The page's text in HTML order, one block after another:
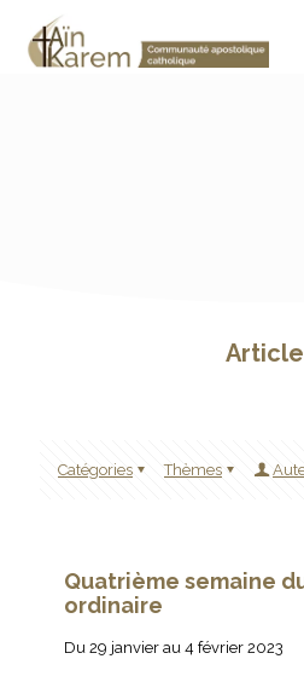
Catégories Thèmes
Quatrième semaine
ordinaire
Du 29 janvier au 4 février 2023